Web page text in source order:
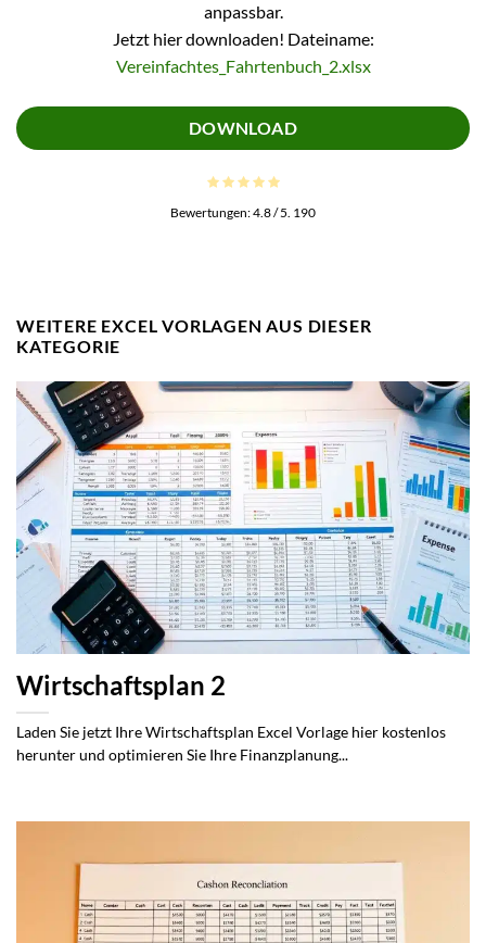
anpassbar.
Jetzt hier downloaden! Dateiname:
Vereinfachtes_Fahrtenbuch_2.xlsx
DOWNLOAD
Bewertungen:4.8/ 5. 190
WEITERE EXCEL VORLAGEN AUS DIESER
KATEGORIE
Wirtschaftsplan 2
Laden Sie jetzt Ihre Wirtschaftsplan Excel Vorlage hier kostenlos
herunter und optimieren Sie Ihre Finanzplanung...